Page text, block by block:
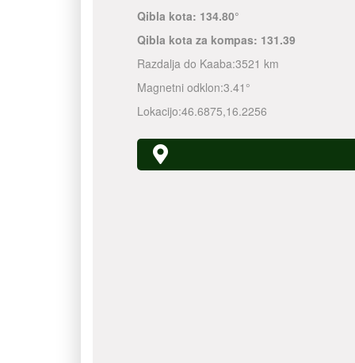
Qibla kota: 134.80°
Qibla kota za kompas: 131.39
Razdalja do Kaaba:3521 km
Magnetni odklon:3.41°
Lokacijo:46.6875,16.2256